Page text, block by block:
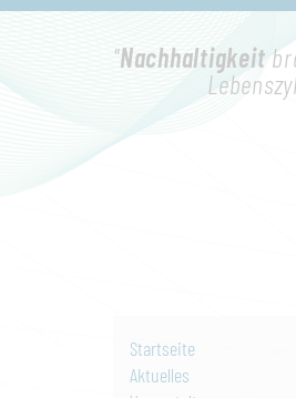
"Nachhaltigkeit
Startseite
Aktuelles